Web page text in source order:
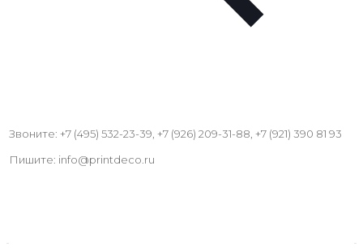
Звоните: +7 (495) 532-23-39, +7 (926) 209-31-88, +7 (921) 390 81 93
Пишите: info@printdeco.ru